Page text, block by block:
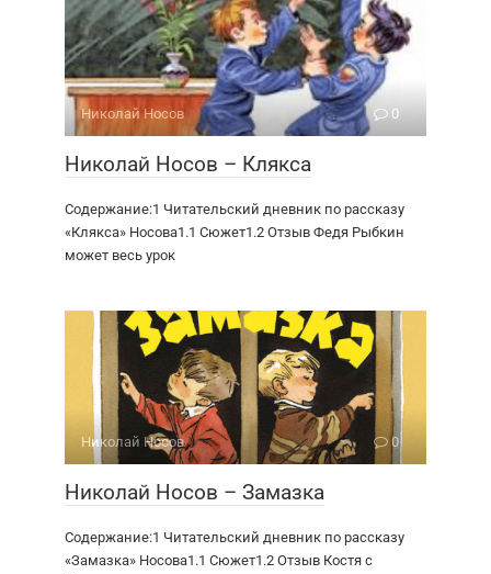
Николай Носов 0
Николай Носов – Клякса
Содержание:1 Читательский дневник по рассказу
«Клякса» Носова1.1 Сюжет1.2 Отзыв Федя Рыбкин
может весь урок
Николай Носов 0
Николай Носов – Замазка
Содержание:1 Читательский дневник по рассказу
«Замазка» Носова1.1 Сюжет1.2 Отзыв Костя с